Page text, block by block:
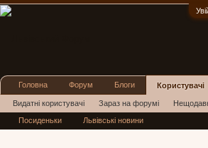
Головна Форум Блоги Користувачі
Видатні користувачі Зараз на форумі
Нові повідомлення профілю
Посиденьки Львівські новини